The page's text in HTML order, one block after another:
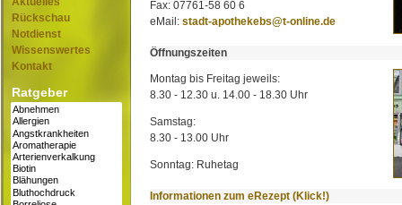
Rückschau
Notdienst
Wissenswertes
Kontakt
Ratgeber
Fax: 07761-58 60 6
eMail: stadt-apothekebs@t-online.de
Öffnungszeiten
Montag bis Freitag jeweils:
8.30 - 12.30 u. 14.00 - 18.30 Uhr
Samstag:
8.30 - 13.00 Uhr
Sonntag: Ruhetag
Informationen zum eRezept (Klick!)